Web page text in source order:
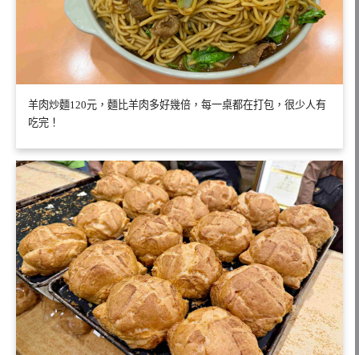
羊肉炒麵120元，麵比羊肉多好幾倍，每一桌都在打包，很少人有
吃完！